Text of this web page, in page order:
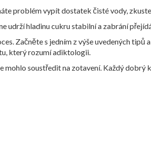
problém vypít dostatek čisté vody,
udrží hladinu cukru stabilní a zabrání
Začněte s jedním z výše uvedených tipů
který rozumí adiktologii.
mohlo soustředit na zotavení. Každý